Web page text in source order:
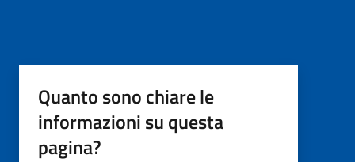
Quanto sono chiare le
informazioni su questa
pagina?